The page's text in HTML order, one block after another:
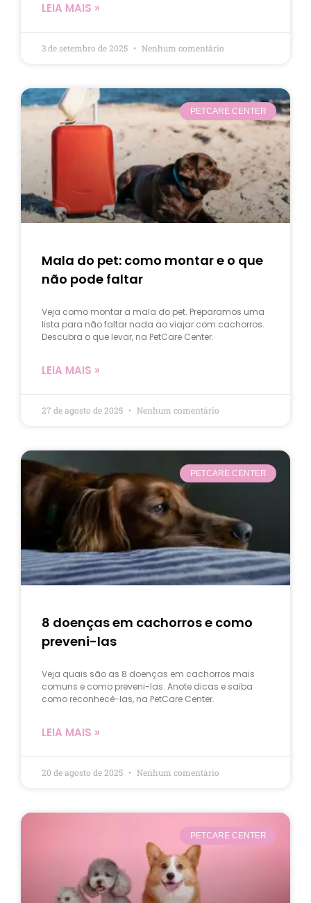
LEIA MAIS »
3 de setembro de 2025 Nenhum comentário
PETCARE CENTER
Mala do pet: como montar e o que
não pode faltar
Veja como montar a mala do pet. Preparamos uma
lista para não faltar nada ao viajar com cachorros.
Descubra o que levar, na PetCare Center.
LEIA MAIS »
27 de agosto de 2025 Nenhum comentário
PETCARE CENTER
8 doenças em cachorros e como
preveni-las
Veja quais são as 8 doenças em cachorros mais
comuns e como preveni-las. Anote dicas e saiba
como reconhecê-las, na PetCare Center.
LEIA MAIS »
20 de agosto de 2025 Nenhum comentário
PETCARE CENTER